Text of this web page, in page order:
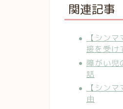
関連記事
【シン
接を受け
障がい児
話
【シン
由